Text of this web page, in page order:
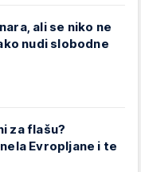
ali se niko ne
nudi slobodne
za flašu?
Evropljane i te